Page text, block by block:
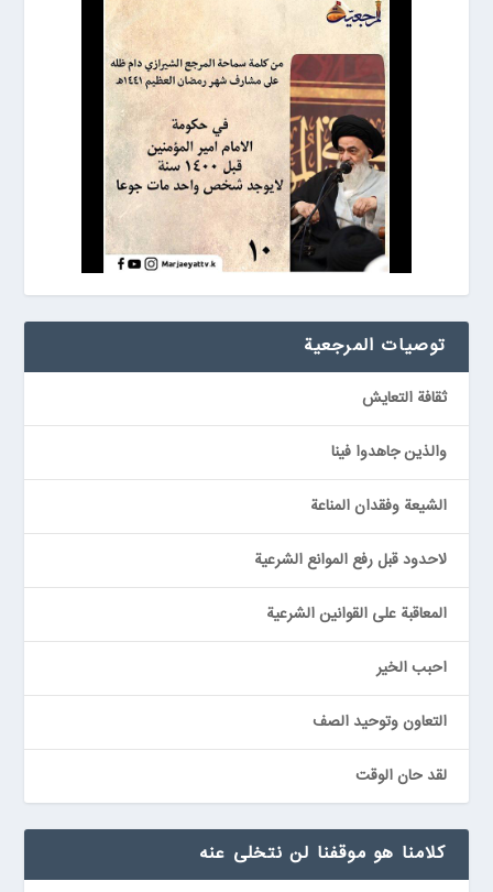
توصيات المرجعیة
ثقافة التعايش
والذين جاهدوا فينا
الشيعة وفقدان المناعة
لاحدود قبل رفع الموانع الشرعية
المعاقبة على القوانين الشرعية
احبب الخير
التعاون وتوحيد الصف
لقد حان الوقت
كلامنا هو موقفنا لن نتخلى عنه